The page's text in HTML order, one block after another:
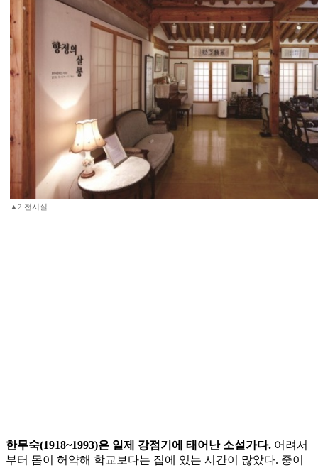
▲2 전시실
한무숙(1918~1993)은 일제 강점기에 태어난 소설가다. 어려서
부터 몸이 허약해 학교보다는 집에 있는 시간이 많았다. 중이